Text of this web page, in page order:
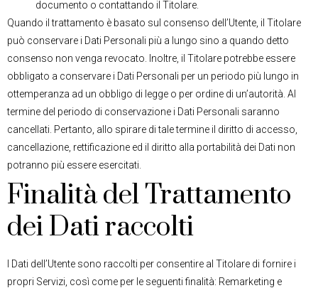
documento o contattando il Titolare.
Quando il trattamento è basato sul consenso dell’Utente, il Titolare
può conservare i Dati Personali più a lungo sino a quando detto
consenso non venga revocato. Inoltre, il Titolare potrebbe essere
obbligato a conservare i Dati Personali per un periodo più lungo in
ottemperanza ad un obbligo di legge o per ordine di un’autorità. Al
termine del periodo di conservazione i Dati Personali saranno
cancellati. Pertanto, allo spirare di tale termine il diritto di accesso,
cancellazione, rettificazione ed il diritto alla portabilità dei Dati non
potranno più essere esercitati.
Finalità del Trattamento
dei Dati raccolti
I Dati dell’Utente sono raccolti per consentire al Titolare di fornire i
propri Servizi, così come per le seguenti finalità: Remarketing e